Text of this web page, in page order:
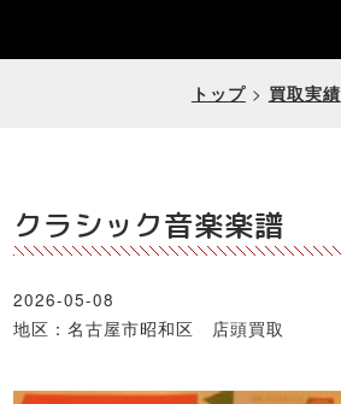
トップ> 買取実績
クラシック音楽楽譜
2026-05-08
地区：名古屋市昭和区 店頭買取